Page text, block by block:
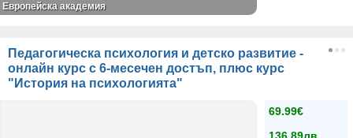
Европейска академия
Педагогическа психология и детско развитие -
онлайн курс с 6-месечен достъп, плюс курс
"История на психологията"
69.99€